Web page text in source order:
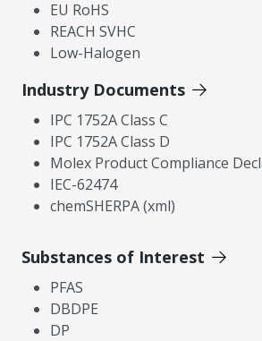
EU RoHS
REACH SVHC
Low-Halogen
Industry Documents
IPC 1752A Class C
IPC 1752A Class D
Molex Product Compliance
IEC-62474
chemSHERPA (xml)
Substances of Interest
PFAS
DBDPE
DP